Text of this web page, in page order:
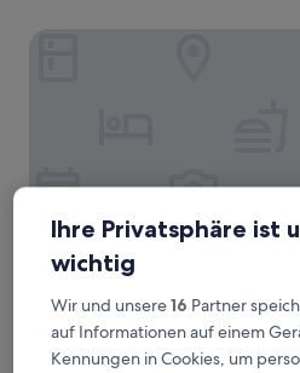
Alte Feuerwache
Alte Feuerwache
0,3 km von
Ihre Privatsphäre ist
wichtig
Wir und unsere16 Partner
auf Informationen auf einem
Kennungen in Cookies, um